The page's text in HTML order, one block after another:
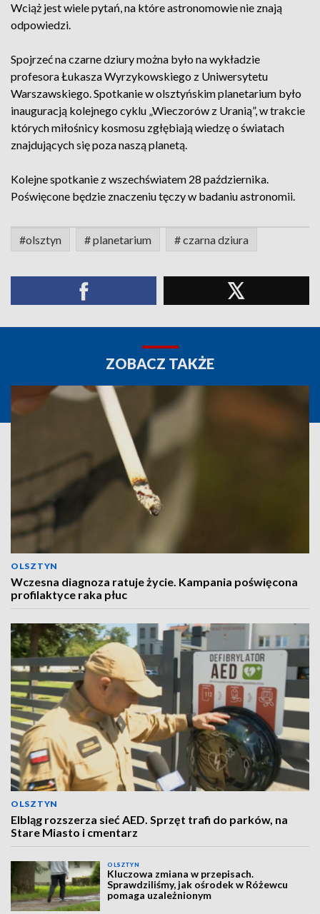
Wciąż jest wiele pytań, na które astronomowie nie znają
odpowiedzi.
Spojrzeć na czarne dziury można było na wykładzie
profesora Łukasza Wyrzykowskiego z Uniwersytetu
Warszawskiego. Spotkanie w olsztyńskim planetarium było
inauguracją kolejnego cyklu „Wieczorów z Uranią”, w trakcie
których miłośnicy kosmosu zgłębiają wiedzę o światach
znajdujących się poza naszą planetą.
Kolejne spotkanie z wszechświatem 28 października.
Poświęcone będzie znaczeniu tęczy w badaniu astronomii.
#olsztyn # planetarium # czarna dziura
ZOBACZ TAKŻE
OLSZTYN
Wczesna diagnoza ratuje życie. Kampania poświęcona
profilaktyce raka płuc
OLSZTYN
Elbląg rozszerza sieć AED. Sprzęt trafi do parków, na
Stare Miasto i cmentarz
OLSZTYN
Kluczowa zmiana w przepisach.
Sprawdziliśmy, jak ośrodek w Różewcu
pomaga uzależnionym